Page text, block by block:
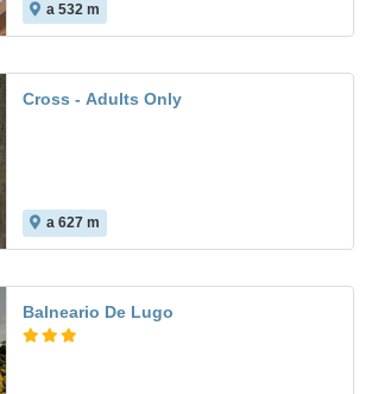
a 532 m
Cross - Adults Only
a 627 m
Balneario De Lugo